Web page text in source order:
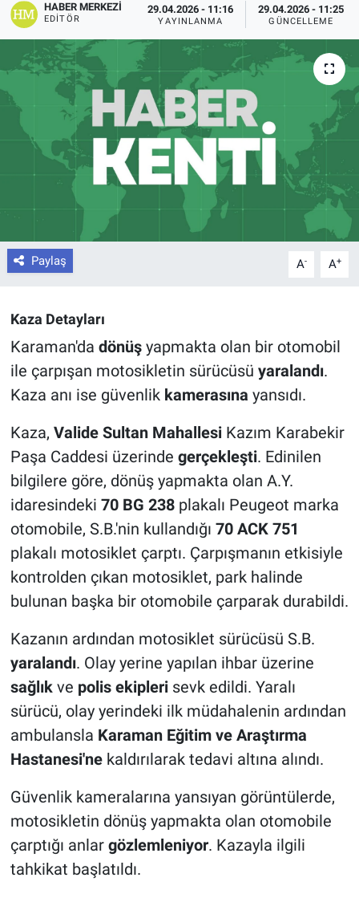
HABER MERKEZI
EDITÖR
29.04.2026 - 11:16
YAYINLANMA
29.04.2026 - 11:25
GÜNCELLEME
Paylaş A- A+
Kaza Detayları
Karaman'da dönüşyapmakta olan bir otomobil
ile çarpışan motosikletin sürücüsü yaralandı.
Kaza anı ise güvenlik kamerasına yansıdı.
Kaza, Valide Sultan MahallesiKazım Karabekir
Paşa Caddesi üzerinde gerçekleşti. Edinilen
bilgilere göre, dönüş yapmakta olan A.Y.
idaresindeki 70 BG 238plakalı Peugeot marka
otomobile, S.B.'nin kullandığı 70 ACK 751
plakalı motosiklet çarptı. Çarpışmanın etkisiyle
kontrolden çıkan motosiklet, park halinde
bulunan başka bir otomobile çarparak durabildi.
Kazanın ardından motosiklet sürücüsü S.B.
yaralandı. Olay yerine yapılan ihbar üzerine
sağlıkve polis ekiplerisevk edildi. Yaralı
sürücü, olay yerindeki ilk müdahalenin ardından
ambulansla Karaman Eğitim ve Araştırma
Hastanesi'nekaldırılarak tedavi altına alındı.
Güvenlik kameralarına yansıyan görüntülerde,
motosikletin dönüş yapmakta olan otomobile
çarptığı anlar gözlemleniyor. Kazayla ilgili
tahkikat başlatıldı.